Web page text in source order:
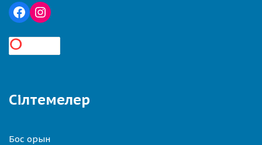
Сілтемелер
Бос орын